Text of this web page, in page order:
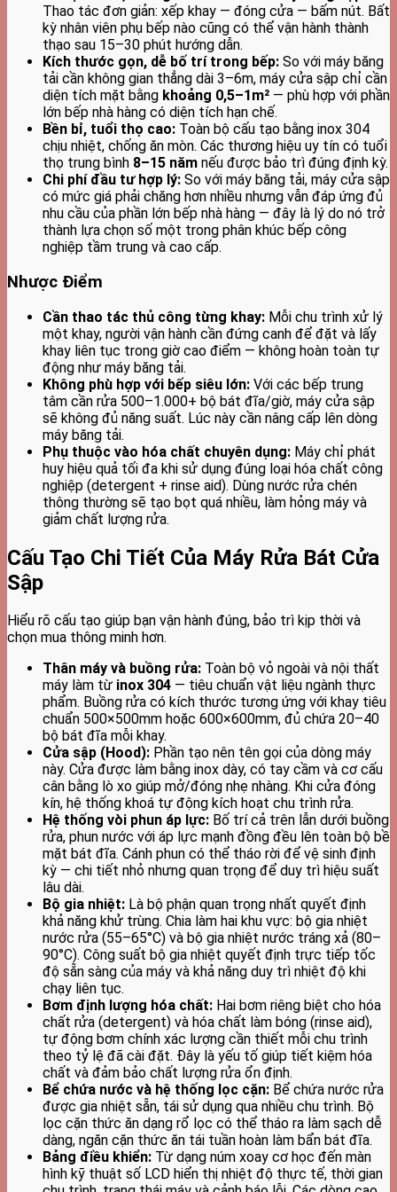
Thao tác đơn giản: xếp khay — đóng cửa — bấm nút. Bất
kỳ nhân viên phụ bếp nào cũng có thể vận hành thành
thạo sau 15–30 phút hướng dẫn.
Kích thước gọn, dễ bố trí trong bếp: So với máy băng
tải cần không gian thẳng dài 3–6m, máy cửa sập chỉ cần
diện tích mặt bằng khoảng 0,5–1m² — phù hợp với phần
lớn bếp nhà hàng có diện tích hạn chế.
Bền bỉ, tuổi thọ cao: Toàn bộ cấu tạo bằng inox 304
chịu nhiệt, chống ăn mòn. Các thương hiệu uy tín có tuổi
thọ trung bình 8–15 năm nếu được bảo trì đúng định kỳ.
Chi phí đầu tư hợp lý: So với máy băng tải, máy cửa sập
có mức giá phải chăng hơn nhiều nhưng vẫn đáp ứng đủ
nhu cầu của phần lớn bếp nhà hàng — đây là lý do nó trở
thành lựa chọn số một trong phân khúc bếp công
nghiệp tầm trung và cao cấp.
Nhược Điểm
Cần thao tác thủ công từng khay: Mỗi chu trình xử lý
một khay, người vận hành cần đứng canh để đặt và lấy
khay liên tục trong giờ cao điểm — không hoàn toàn tự
động như máy băng tải.
Không phù hợp với bếp siêu lớn: Với các bếp trung
tâm cần rửa 500–1.000+ bộ bát đĩa/giờ, máy cửa sập
sẽ không đủ năng suất. Lúc này cần nâng cấp lên dòng
máy băng tải.
Phụ thuộc vào hóa chất chuyên dụng: Máy chỉ phát
huy hiệu quả tối đa khi sử dụng đúng loại hóa chất công
nghiệp (detergent + rinse aid). Dùng nước rửa chén
thông thường sẽ tạo bọt quá nhiều, làm hỏng máy và
giảm chất lượng rửa.
Cấu Tạo Chi Tiết Của Máy Rửa Bát Cửa
Sập
Hiểu rõ cấu tạo giúp bạn vận hành đúng, bảo trì kịp thời và
chọn mua thông minh hơn.
Thân máy và buồng rửa: Toàn bộ vỏ ngoài và nội thất
máy làm từ inox 304 — tiêu chuẩn vật liệu ngành thực
phẩm. Buồng rửa có kích thước tương ứng với khay tiêu
chuẩn 500×500mm hoặc 600×600mm, đủ chứa 20–40
bộ bát đĩa mỗi khay.
Cửa sập (Hood): Phần tạo nên tên gọi của dòng máy
này. Cửa được làm bằng inox dày, có tay cầm và cơ cấu
cân bằng lò xo giúp mở/đóng nhẹ nhàng. Khi cửa đóng
kín, hệ thống khoá tự động kích hoạt chu trình rửa.
Hệ thống vòi phun áp lực: Bố trí cả trên lẫn dưới buồng
rửa, phun nước với áp lực mạnh đồng đều lên toàn bộ bề
mặt bát đĩa. Cánh phun có thể tháo rời để vệ sinh định
kỳ — chi tiết nhỏ nhưng quan trọng để duy trì hiệu suất
lâu dài.
Bộ gia nhiệt: Là bộ phận quan trọng nhất quyết định
khả năng khử trùng. Chia làm hai khu vực: bộ gia nhiệt
nước rửa (55–65°C) và bộ gia nhiệt nước tráng xả (80–
90°C). Công suất bộ gia nhiệt quyết định trực tiếp tốc
độ sẵn sàng của máy và khả năng duy trì nhiệt độ khi
chạy liên tục.
Bơm định lượng hóa chất: Hai bơm riêng biệt cho hóa
chất rửa (detergent) và hóa chất làm bóng (rinse aid),
tự động bơm chính xác lượng cần thiết mỗi chu trình
theo tỷ lệ đã cài đặt. Đây là yếu tố giúp tiết kiệm hóa
chất và đảm bảo chất lượng rửa ổn định.
Bể chứa nước và hệ thống lọc cặn: Bể chứa nước rửa
được gia nhiệt sẵn, tái sử dụng qua nhiều chu trình. Bộ
lọc cặn thức ăn dạng rổ lọc có thể tháo ra làm sạch dễ
dàng, ngăn cặn thức ăn tái tuần hoàn làm bẩn bát đĩa.
Bảng điều khiển: Từ dạng núm xoay cơ học đến màn
hình kỹ thuật số LCD hiển thị nhiệt độ thực tế, thời gian